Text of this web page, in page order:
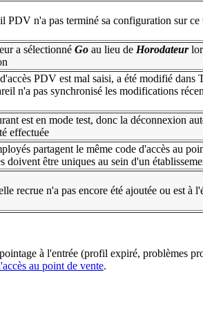
PDV n'a pas terminé sa configuration sur ce
a sélectionné Go au lieu de Horodateur
PDV est mal saisi, a été modifié dans
n'a pas synchronisé les modifications
est en mode test, donc la déconnexion
effectuée
partagent le même code d'accès au
doivent être uniques au sein d'un
recrue n'a pas encore été ajoutée ou est à
à l'entrée (profil expiré, problèmes
au point de vente.